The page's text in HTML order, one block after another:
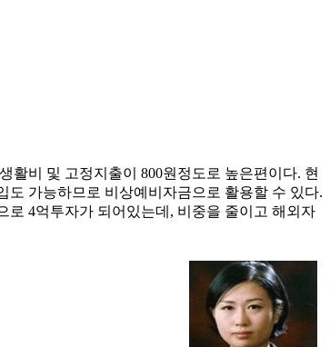
활비 및 고정지출이 800원정도로 높은편이다. 현
가능하므로 비상예비자금으로 활용할 수 있다.
로 4억투자가 되어있는데, 비중을 줄이고 해외자